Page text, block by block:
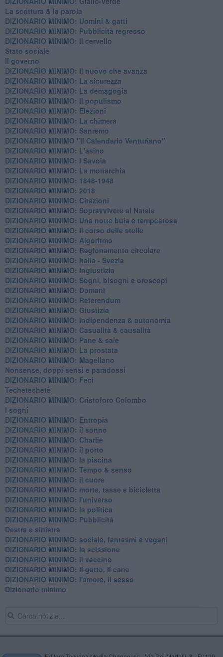
La scrittura & la parola
​DIZIONARIO MINIMO: Uomini & gatti
DIZIONARIO MINIMO: ​Pubblicità regresso
DIZIONARIO MINIMO: Il cervello
Stato sociale
Il governo
DIZIONARIO MINIMO: Il nuovo che avanza
DIZIONARIO MINIMO: La sicurezza
DIZIONARIO MINIMO: La demagogia
DIZIONARIO MINIMO: Il populismo
DIZIONARIO MINIMO: Elezioni
DIZIONARIO MINIMO: La chimera
DIZIONARIO MINIMO: Sanremo
DIZIONARIO MINIMO "Il Calendario Venturiano"
DIZIONARIO MINIMO: L'asino
DIZIONARIO MINIMO: I Savoia
DIZIONARIO MINIMO: La monarchia
DIZIONARIO MINIMO: 1848-1948
DIZIONARIO MINIMO: 2018
DIZIONARIO MINIMO: Citazioni
DIZIONARIO MINIMO: ​Sopravvivere al Natale
DIZIONARIO MINIMO: ​Una notte buia e tempestosa
DIZIONARIO MINIMO: Il corso delle stelle
DIZIONARIO MINIMO: Algoritmo
DIZIONARIO MINIMO: Ragionamento circolare
DIZIONARIO MINIMO: Italia - Svezia
DIZIONARIO MINIMO: ​Ingiustizia
DIZIONARIO MINIMO: ​Sogni, bisogni e oroscopi
DIZIONARIO MINIMO: Domani
DIZIONARIO MINIMO: Referendum
DIZIONARIO MINIMO: Giustizia
DIZIONARIO MINIMO: ​Indipendenza & autonomia
DIZIONARIO MINIMO: ​Casualità & causalità
​DIZIONARIO MINIMO: Pane & sale
DIZIONARIO MINIMO: La prostata
​DIZIONARIO MINIMO: Magellano
Nonsense, doppi sensi e paradossi
DIZIONARIO MINIMO: Feci
Techetechetè
DIZIONARIO MINIMO: Cristoforo Colombo
I sogni
DIZIONARIO MINIMO: Entropia
DIZIONARIO MINIMO: il sonno
DIZIONARIO MINIMO: Charlie
DIZIONARIO MINIMO: il porto
DIZIONARIO MINIMO: la piscina
DIZIONARIO MINIMO: Tempo & senso
DIZIONARIO MINIMO: il cuore
DIZIONARIO MINIMO: morte, tasse e bicicletta
DIZIONARIO MINIMO: l'universo
DIZIONARIO MINIMO: la politica
DIZIONARIO MINIMO: Pubblicità
Destra e sinistra
DIZIONARIO MINIMO: sociale, fantasmi e vegani
DIZIONARIO MINIMO: la scissione
DIZIONARIO MINIMO: il vaccino
DIZIONARIO MINIMO: il gatto, il cane
DIZIONARIO MINIMO: l'amore, il sesso
Dizionario minimo